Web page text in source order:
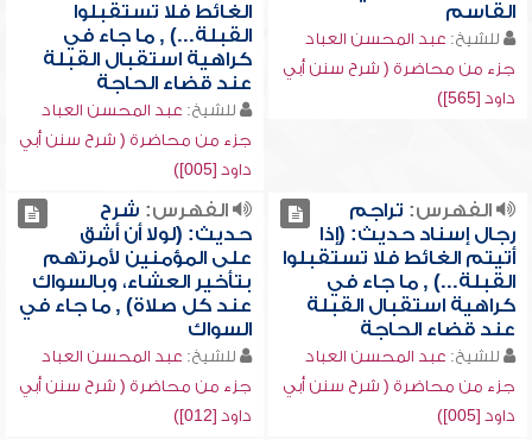
القاسم
للشيخ: عبد المحسن العباد
جزء من محاضرة ( شرح سنن أبي
داود [565])
الغائط فلا تستقبلوا
القبلة...) , ما جاء في
كراهية استقبال القبلة
عند قضاء الحاجة
للشيخ: عبد المحسن العباد
جزء من محاضرة ( شرح سنن أبي
داود [005])
الفهرس: تراجم
رجال إسناد حديث: (إذا
أتيتم الغائط فلا تستقبلوا
القبلة...) , ما جاء في
كراهية استقبال القبلة
عند قضاء الحاجة
للشيخ: عبد المحسن العباد
جزء من محاضرة ( شرح سنن أبي
داود [005])
الفهرس: شرح
حديث: (لولا أن أشق
على المؤمنين لأمرتهم
بتأخير العشاء، وبالسواك
عند كل صلاة) , ما جاء في
السواك
للشيخ: عبد المحسن العباد
جزء من محاضرة ( شرح سنن أبي
داود [012])